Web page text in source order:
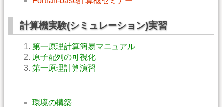
計算機実験(シミュレーション)実習
第一原理計算簡易マニュアル
原子配列の可視化
第一原理計算演習
環境の構築